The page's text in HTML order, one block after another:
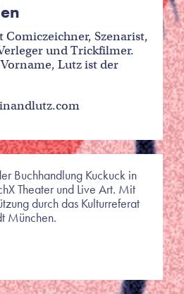
Szenarist,
und Trickfilmer.
Lutz ist der
Buchhandlung Kuckuck in
Theater und Live Art. Mit
durch das Kulturreferat
München.